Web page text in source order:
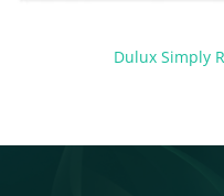
Dulux Simply